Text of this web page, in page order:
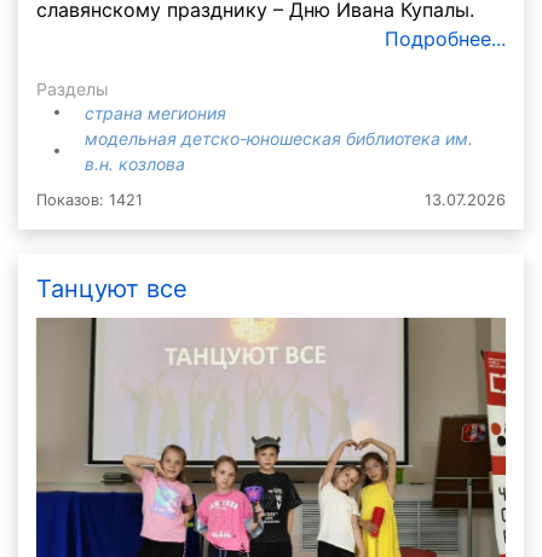
славянскому празднику – Дню Ивана Купалы.
Подробнее...
Разделы
страна мегиония
модельная детско-юношеская библиотека им.
в.н. козлова
Показов: 1421 13.07.2026
Танцуют все